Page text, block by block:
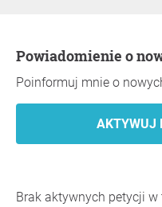
Powiadomienie o
Poinformuj mnie o
Brak aktywnych petycji w